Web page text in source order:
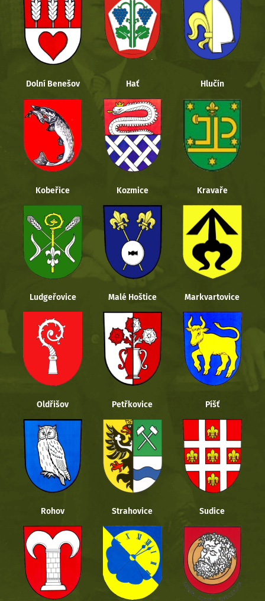
Dolní Benešov Hať Hlučín
Kobeřice Kozmice Kravaře
Ludgeřovice Malé Hoštice Markvartovice
Oldřišov Petřkovice Píšť
Rohov Strahovice Sudice